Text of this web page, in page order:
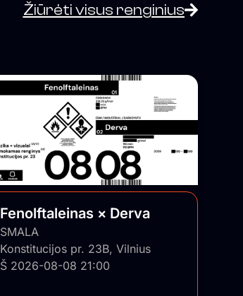
Žiūrėti visus renginius
Fenolftaleinas × Derva
SMALA
Konstitucijos pr. 23B, Vilnius
Š 2026-08-08 21:00